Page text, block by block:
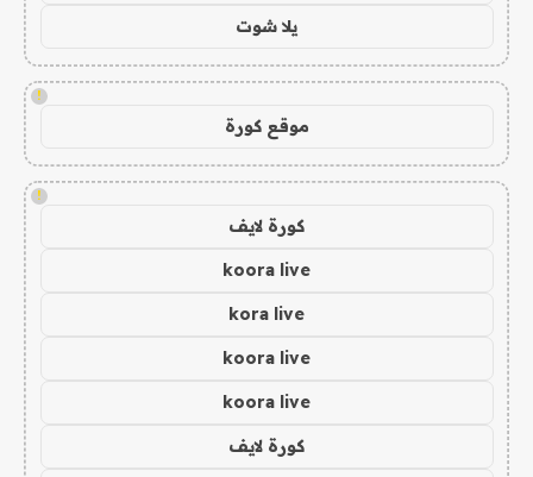
يلا شوت
!
موقع كورة
!
كورة لايف
koora live
kora live
koora live
koora live
كورة لايف